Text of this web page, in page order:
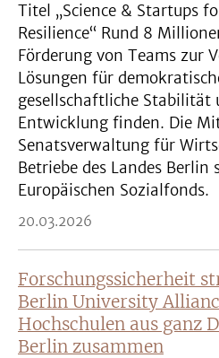
Titel „Science & Startups
Resilience“ Rund 8
Förderung von Teams zur
Lösungen für
gesellschaftliche Stabilität
Entwicklung finden. Die
Senatsverwaltung für
Betriebe des Landes Berlin
Europäischen Sozialfonds.
20.03.2026
Forschungssicherheit
Berlin University
Hochschulen aus ganz
Berlin zusammen